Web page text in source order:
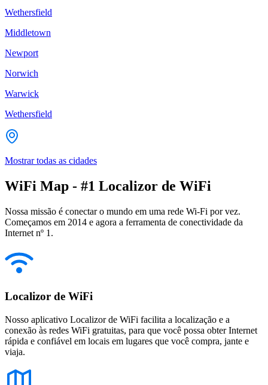
Wethersfield
Middletown
Newport
Norwich
Warwick
Wethersfield
Mostrar todas as cidades
WiFi Map - #1 Localizor de WiFi
Nossa missão é conectar o mundo em uma rede Wi-Fi por vez.
Começamos em 2014 e agora a ferramenta de conectividade da
Internet nº 1.
Localizor de WiFi
Nosso aplicativo Localizor de WiFi facilita a localização e a
conexão às redes WiFi gratuitas, para que você possa obter Internet
rápida e confiável em locais em lugares que você compra, jante e
viaja.